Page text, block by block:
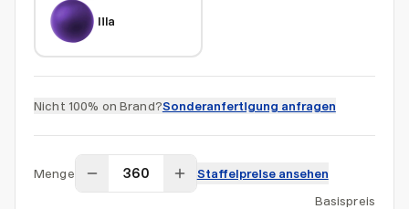
lila
Nicht 100% on Brand?Sonderanfertigung anfragen
Menge
Staffelpreise ansehen
Basispreis